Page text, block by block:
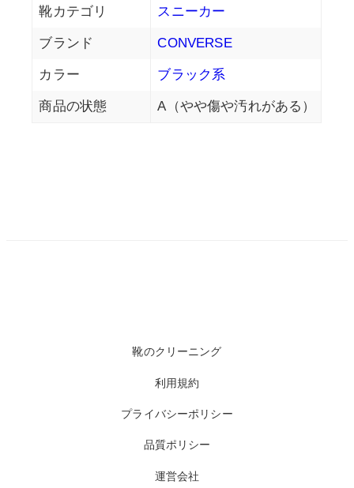
靴カテゴリ スニーカー
ブランド CONVERSE
カラー ブラック系
商品の状態 A（やや傷や汚れがある）
靴のクリーニング
利用規約
プライバシーポリシー
品質ポリシー
運営会社